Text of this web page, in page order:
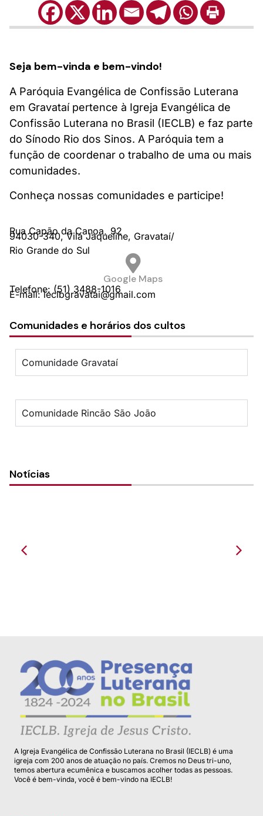
Seja bem-vinda e bem-vindo!
A Paróquia Evangélica de Confissão Luterana
em Gravataí pertence à Igreja Evangélica de
Confissão Luterana no Brasil (IECLB) e faz parte
do Sínodo Rio dos Sinos. A Paróquia tem a
função de coordenar o trabalho de uma ou mais
comunidades.
Conheça nossas comunidades e participe!
Rua Capão da Canoa, 92
94030-340, Vila Jaqueline, Gravataí/
Rio Grande do Sul
Google Maps
Telefone: (51) 3488-1016
E-mail: ieclbgravatai@gmail.com
Comunidades e horários dos cultos
Comunidade Gravataí
Comunidade Rincão São João
Notícias
A Igreja Evangélica de Confissão Luterana no Brasil (IECLB) é uma
igreja com 200 anos de atuação no país. Cremos no Deus tri-uno,
temos abertura ecumênica e buscamos acolher todas as pessoas.
Você é bem-vinda, você é bem-vindo na IECLB!